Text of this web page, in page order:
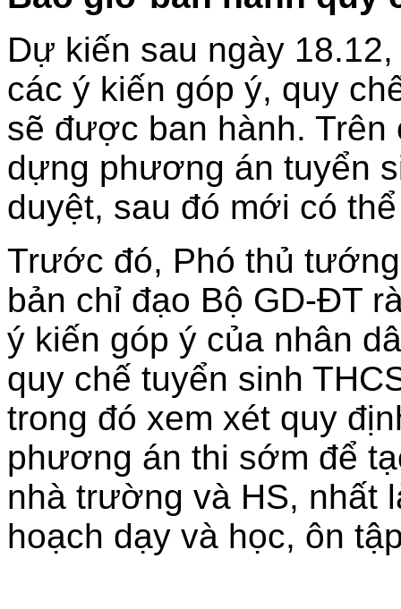
Dự kiến sau ngày
các ý kiến góp ý, quy
sẽ được ban hành.
dựng phương án tuyển
duyệt, sau đó mới có
Trước đó, Phó thủ
bản chỉ đạo Bộ GD-ĐT
ý kiến góp ý của nhân
quy chế tuyển sinh
trong đó xem xét quy
phương án thi sớm để
nhà trường và HS, nhất
hoạch dạy và học, ôn